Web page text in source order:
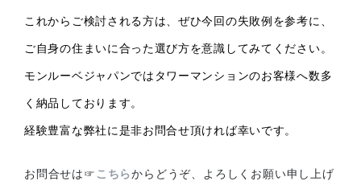
これからご検討される方は、ぜひ今回の失敗例を参考に、
ご自身の住まいに合った選び方を意識してみてください。
モンルーベジャパンではタワーマンションのお客様へ数多
く納品しております。
経験豊富な弊社に是非お問合せ頂ければ幸いです。
お問合せは☞ こちらからどうぞ、よろしくお願い申し上げ